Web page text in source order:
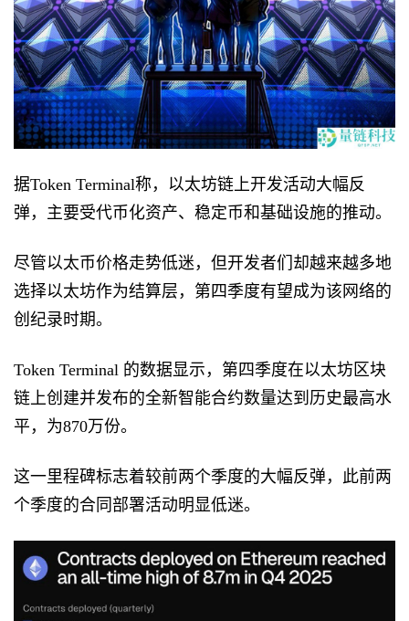
据Token Terminal称，以太坊链上开发活动大幅反
弹，主要受代币化资产、稳定币和基础设施的推动。
尽管以太币价格走势低迷，但开发者们却越来越多地
选择以太坊作为结算层，第四季度有望成为该网络的
创纪录时期。
Token Terminal 的数据显示，第四季度在以太坊区块
链上创建并发布的全新智能合约数量达到历史最高水
平，为870万份。
这一里程碑标志着较前两个季度的大幅反弹，此前两
个季度的合同部署活动明显低迷。